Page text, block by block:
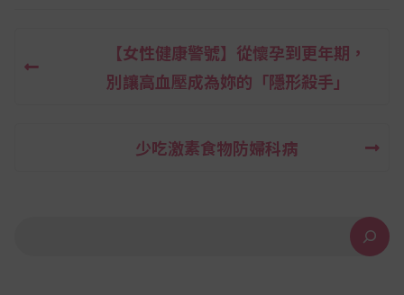
文
【女性健康警號】從懷孕到更年期，
別讓高血壓成為妳的「隱形殺手」
少吃激素食物防婦科病